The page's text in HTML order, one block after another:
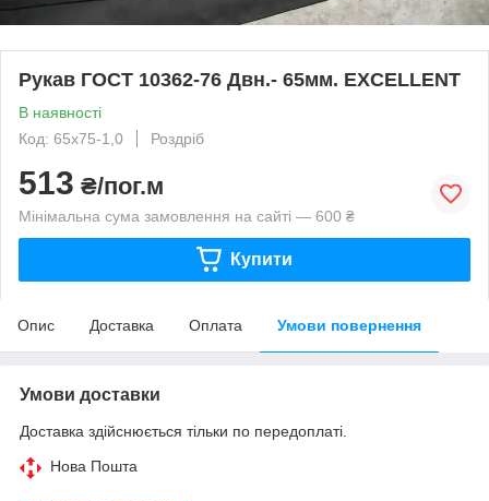
Рукав ГОСТ 10362-76 Двн.- 65мм. EXCELLENT
В наявності
Код: 65х75-1,0
Роздріб
513 ₴/пог.м
Мінімальна сума замовлення на сайті — 600 ₴
Купити
Опис Доставка Оплата Умови повернення
Умови доставки
Доставка здійснюється тільки по передоплаті.
Нова Пошта